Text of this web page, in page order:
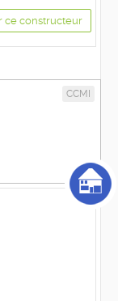
ce constructeur
CCMI